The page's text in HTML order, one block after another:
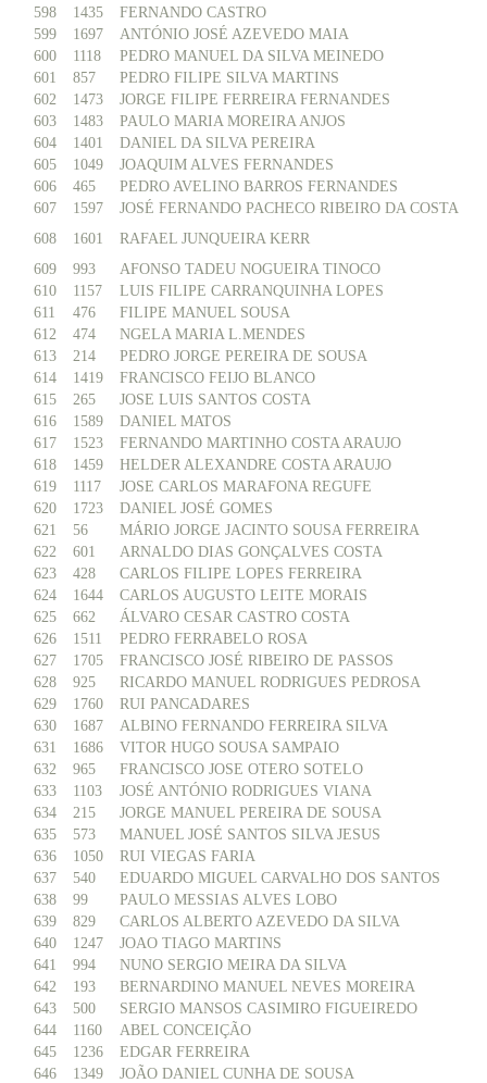
598
1435
FERNANDO CASTRO
599
1697
ANTÓNIO JOSÉ AZEVEDO MAIA
600
1118
PEDRO MANUEL DA SILVA MEINEDO
601
857
PEDRO FILIPE SILVA MARTINS
602
1473
JORGE FILIPE FERREIRA FERNANDES
603
1483
PAULO MARIA MOREIRA ANJOS
604
1401
DANIEL DA SILVA PEREIRA
605
1049
JOAQUIM ALVES FERNANDES
606
465
PEDRO AVELINO BARROS FERNANDES
607
1597
JOSÉ FERNANDO PACHECO RIBEIRO DA COSTA
608
1601
RAFAEL JUNQUEIRA KERR
609
993
AFONSO TADEU NOGUEIRA TINOCO
610
1157
LUIS FILIPE CARRANQUINHA LOPES
611
476
FILIPE MANUEL SOUSA
612
474
NGELA MARIA L.MENDES
613
214
PEDRO JORGE PEREIRA DE SOUSA
614
1419
FRANCISCO FEIJO BLANCO
615
265
JOSE LUIS SANTOS COSTA
616
1589
DANIEL MATOS
617
1523
FERNANDO MARTINHO COSTA ARAUJO
618
1459
HELDER ALEXANDRE COSTA ARAUJO
619
1117
JOSE CARLOS MARAFONA REGUFE
620
1723
DANIEL JOSÉ GOMES
621
56
MÁRIO JORGE JACINTO SOUSA FERREIRA
622
601
ARNALDO DIAS GONÇALVES COSTA
623
428
CARLOS FILIPE LOPES FERREIRA
624
1644
CARLOS AUGUSTO LEITE MORAIS
625
662
ÁLVARO CESAR CASTRO COSTA
626
1511
PEDRO FERRABELO ROSA
627
1705
FRANCISCO JOSÉ RIBEIRO DE PASSOS
628
925
RICARDO MANUEL RODRIGUES PEDROSA
629
1760
RUI PANCADARES
630
1687
ALBINO FERNANDO FERREIRA SILVA
631
1686
VITOR HUGO SOUSA SAMPAIO
632
965
FRANCISCO JOSE OTERO SOTELO
633
1103
JOSÉ ANTÓNIO RODRIGUES VIANA
634
215
JORGE MANUEL PEREIRA DE SOUSA
635
573
MANUEL JOSÉ SANTOS SILVA JESUS
636
1050
RUI VIEGAS FARIA
637
540
EDUARDO MIGUEL CARVALHO DOS SANTOS
638
99
PAULO MESSIAS ALVES LOBO
639
829
CARLOS ALBERTO AZEVEDO DA SILVA
640
1247
JOAO TIAGO MARTINS
641
994
NUNO SERGIO MEIRA DA SILVA
642
193
BERNARDINO MANUEL NEVES MOREIRA
643
500
SERGIO MANSOS CASIMIRO FIGUEIREDO
644
1160
ABEL CONCEIÇÃO
645
1236
EDGAR FERREIRA
646
1349
JOÃO DANIEL CUNHA DE SOUSA